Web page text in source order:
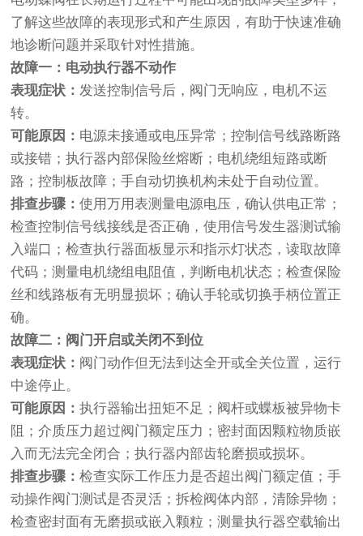
了解这些故障的表现形式和产生原因，有助于快速准确
地诊断问题并采取针对性措施。
故障一：电动执行器不动作
表现症状：发送控制信号后，阀门无响应，电机不运
转。
可能原因： 电源未接通或电压异常；控制信号线路断路
或接错；执行器内部保险丝熔断；电机绕组短路或断
路；控制板故障；手自动切换机构未处于自动位置。
排查步骤：使用万用表测量电源电压，确认供电正常；
检查控制信号线接线是否正确，使用信号发生器测试输
入端口；检查执行器面板显示和指示灯状态，读取故障
代码；测量电机绕组电阻值，判断电机状态；检查保险
丝和线路板有无明显损坏；确认手轮或切换手柄位置正
确。
故障二：阀门开启或关闭不到位
表现症状： 阀门动作但无法到达全开或全关位置，运行
中途停止。
可能原因：执行器输出扭矩不足；阀杆或蝶板被异物卡
阻；介质压力超过阀门额定压力；密封面因颗粒物质嵌
入而无法完全闭合；执行器内部齿轮磨损或损坏。
排查步骤：检查实际工作压力是否超出阀门额定值；手
动操作阀门测试是否灵活；拆检阀体内部，清除异物；
检查密封面有无磨损或嵌入颗粒；测量执行器空载输出